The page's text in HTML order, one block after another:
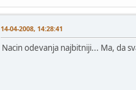
14-04-2008, 14:28:41
Nacin odevanja najbitniji... Ma, da